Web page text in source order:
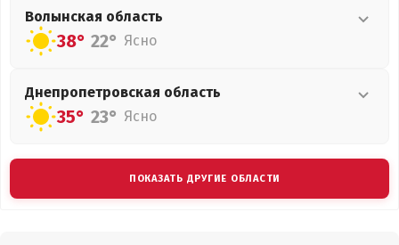
Волынская область
38° 22° Ясно
Днепропетровская область
35° 23° Ясно
ПОКАЗАТЬ ДРУГИЕ ОБЛАСТИ